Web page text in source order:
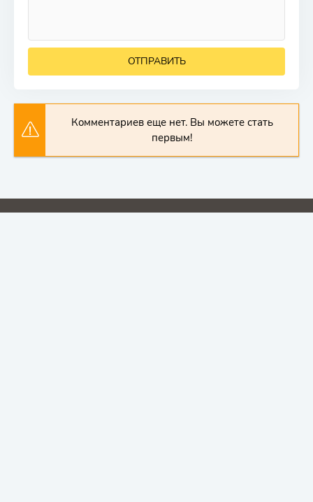
ОТПРАВИТЬ
Комментариев еще нет. Вы можете стать
первым!